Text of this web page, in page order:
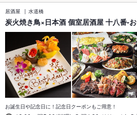
居酒屋 水道橋
炭火焼き鳥×日本酒 個室居酒屋 十八番-
お誕生日や記念日に！記念日クーポンもご用意！